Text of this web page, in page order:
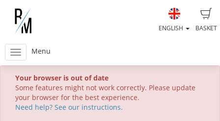
BASKET
ENGLISH
Menu
Your browser is out of date
Some features might not work correctly. Please update
your browser for the best experience.
Need help? See our instructions.